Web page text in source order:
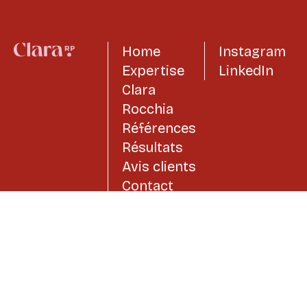
Home
Expertise
Clara
Rocchia
Références
Résultats
Avis clients
Contact
Instagram
LinkedIn